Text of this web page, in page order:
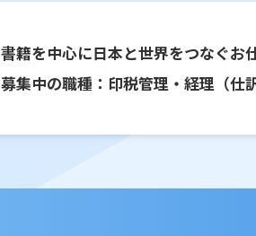
書籍を中心に日本と世界をつなぐお
募集中の職種：印税管理・経理（仕